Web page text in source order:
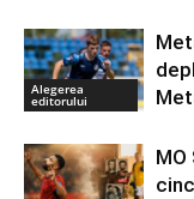
Alegerea
editorului
MO